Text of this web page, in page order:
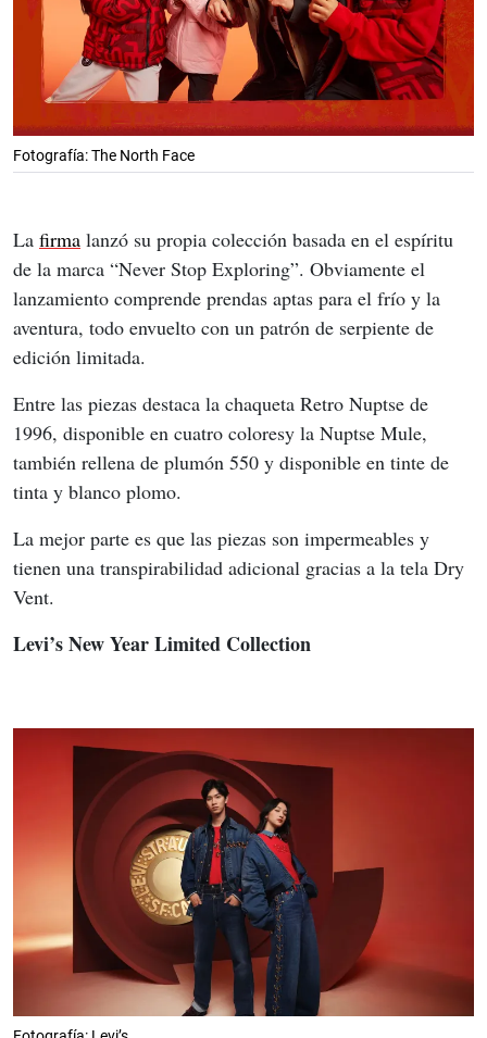
Fotografía: The North Face
La firma lanzó su propia colección basada en el espíritu
de la marca “Never Stop Exploring”. Obviamente el
lanzamiento comprende prendas aptas para el frío y la
aventura, todo envuelto con un patrón de serpiente de
edición limitada.
Entre las piezas destaca la chaqueta Retro Nuptse de
1996, disponible en cuatro coloresy la Nuptse Mule,
también rellena de plumón 550 y disponible en tinte de
tinta y blanco plomo.
La mejor parte es que las piezas son impermeables y
tienen una transpirabilidad adicional gracias a la tela Dry
Vent.
Levi’s New Year Limited Collection